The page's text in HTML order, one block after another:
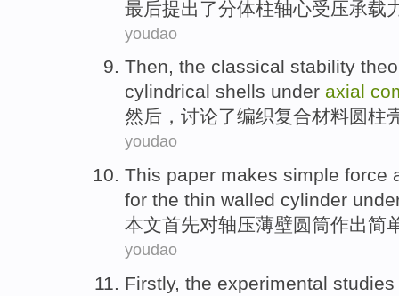
最后提出了分体柱轴心受压承载
youdao
Then, the classical stability
cylindrical shells under axial
然后 ， 讨论了编织复合材料圆柱
youdao
This paper makes simple force
for the thin walled cylinder
本文首先对轴压薄壁圆筒作出简
youdao
Firstly, the experimental studies